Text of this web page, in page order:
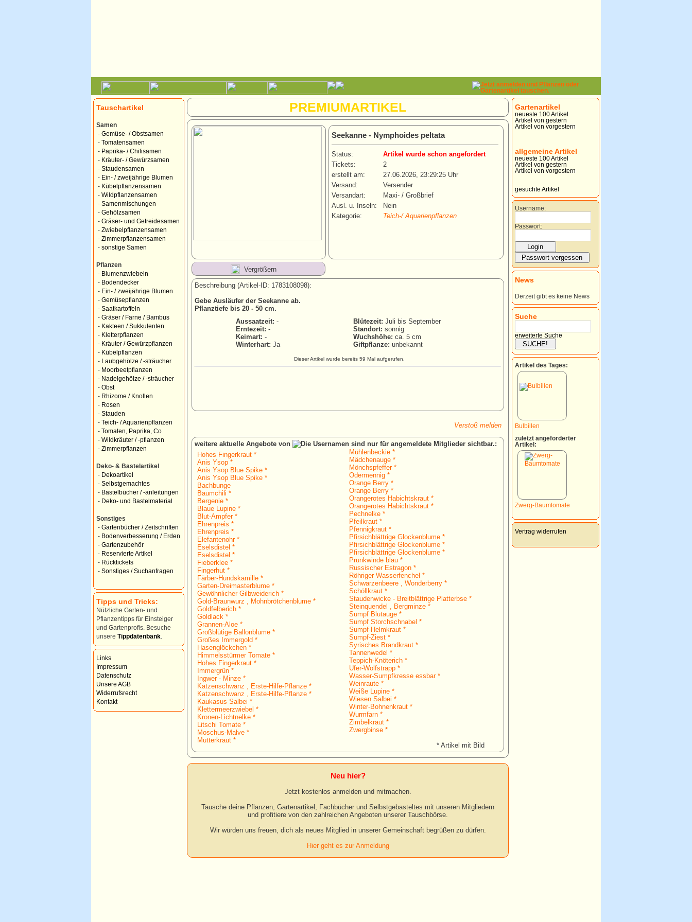
Tauschartikel
Samen
- Gemüse- / Obstsamen
- Tomatensamen
- Paprika- / Chilisamen
- Kräuter- / Gewürzsamen
- Staudensamen
- Ein- / zweijährige Blumen
- Kübelpflanzensamen
- Wildpflanzensamen
- Samenmischungen
- Gehölzsamen
- Gräser- und Getreidesamen
- Zwiebelpflanzensamen
- Zimmerpflanzensamen
- sonstige Samen
Pflanzen
- Blumenzwiebeln
- Bodendecker
- Ein- / zweijährige Blumen
- Gemüsepflanzen
- Saatkartoffeln
- Gräser / Farne / Bambus
- Kakteen / Sukkulenten
- Kletterpflanzen
- Kräuter / Gewürzpflanzen
- Kübelpflanzen
-
Laubgehölze / -sträucher
- Moorbeetpflanzen
- Nadelgehölze / -sträucher
- Obst
- Rhizome / Knollen
- Rosen
- Stauden
- Teich- / Aquarienpflanzen
- Tomaten, Paprika, Co
- Wildkräuter / -pflanzen
- Zimmerpflanzen
Deko- & Bastelartikel
- Dekoartikel
- Selbstgemachtes
- Bastelbücher / -anleitungen
- Deko- und Bastelmaterial
Sonstiges
- Gartenbücher / Zeitschriften
- Bodenverbesserung / Erden
- Gartenzubehör
- Reservierte Artikel
- Rücktickets
- Sonstiges / Suchanfragen
Tipps und Tricks:
Nützliche Garten- und
Pflanzentipps für Einsteiger
und Gartenprofis. Besuche
unsere Tippdatenbank
Links
Impressum
Datenschutz
Unsere AGB
Widerrufsrecht
Kontakt
PREMIUMARTIKEL
Seekanne - Nymphoides peltata
Status:
Artikel wurde schon angefordert
Tickets:
2
erstellt am:
27.06.2026, 23:29:25 Uhr
Versand:
Versender
Versandart:
Maxi- / Großbrief
Ausl. u. Inseln:
Nein
Kategorie:
Teich-/ Aquarienpflanzen
Vergrößern
Beschreibung (Artikel-ID: 1783108098):
Gebe Ausläufer der Seekanne ab.
Pflanztiefe bis 20 - 50 cm.
Aussaatzeit: - Blütezeit: Juli bis September
Erntezeit: - Standort: sonnig
Keimart: - Wuchshöhe: ca. 5 cm
Winterhart: Ja Giftpflanze: unbekannt
Dieser Artikel wurde bereits 59 Mal aufgerufen.
Verstoß melden
weitere aktuelle Angebote von
:
Hohes Fingerkraut *
Anis Ysop *
Anis Ysop Blue Spike *
Anis Ysop Blue Spike *
Bachbunge
Baumchili *
Bergenie *
Blaue Lupine *
Blut-Ampfer *
Ehrenpreis *
Ehrenpreis *
Elefantenohr *
Eselsdistel *
Eselsdistel *
Fieberklee *
Fingerhut *
Färber-Hundskamille *
Garten-Dreimasterblume *
Gewöhnlicher Gilbweiderich *
Gold-Braunwurz , Mohnbrötchenblume *
Goldfelberich *
Goldlack *
Grannen-Aloe *
Großblütige Ballonblume *
Großes Immergold *
Hasenglöckchen *
Himmelsstürmer Tomate *
Hohes Fingerkraut *
Immergrün *
Ingwer - Minze *
Katzenschwanz , Erste-Hilfe-Pflanze *
Katzenschwanz , Erste-Hilfe-Pflanze *
Kaukasus Salbei *
Klettermeerzwiebel *
Kronen-Lichtnelke *
Litschi Tomate *
Moschus-Malve *
Mutterkraut *
Mühlenbeckie *
Mädchenauge *
Mönchspfeffer *
Odermennig *
Orange Berry *
Orange Berry *
Orangerotes Habichtskraut *
Orangerotes Habichtskraut *
Pechnelke *
Pfeilkraut *
Pfennigkraut *
Pfirsichblättrige Glockenblume *
Pfirsichblättrige Glockenblume *
Pfirsichblättrige Glockenblume *
Prunkwinde blau *
Russischer Estragon *
Röhriger Wasserfenchel *
Schwarzenbeere , Wonderberry *
Schöllkraut *
Staudenwicke - Breitblättrige Platterbse *
Steinquendel , Bergminze *
Sumpf Blutauge *
Sumpf Storchschnabel *
Sumpf-Helmkraut *
Sumpf-Ziest *
Syrisches Brandkraut *
Tannenwedel *
Teppich-Knöterich *
Ufer-Wolfstrapp *
Wasser-Sumpfkresse essbar *
Weinraute *
Weiße Lupine *
Wiesen Salbei *
Winter-Bohnenkraut *
Wurmfarn *
Zimbelkraut *
Zwergbinse *
* Artikel mit Bild
Neu hier?
Jetzt kostenlos anmelden und mitmachen.
Tausche deine Pflanzen, Gartenartikel, Fachbücher und Selbstgebasteltes mit unseren Mitgliedern
und profitiere von den zahlreichen Angeboten unserer Tauschbörse.
Wir würden uns freuen, dich als neues Mitglied in unserer Gemeinschaft begrüßen zu dürfen.
Hier geht es zur Anmeldung
Gartenartikel
neueste 100 Artikel
Artikel von gestern
Artikel von vorgestern
allgemeine Artikel
neueste 100 Artikel
Artikel von gestern
Artikel von vorgestern
gesuchte Artikel
Username:
Passwort:
News
Derzeit gibt es keine News
Suche
erweiterte Suche
Artikel des Tages:
Bulbillen
zuletzt angeforderter
Artikel:
Zwerg-Baumtomate
Vertrag widerrufen